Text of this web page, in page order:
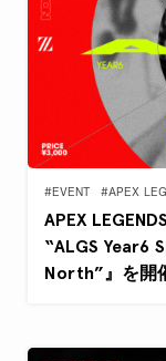
#EVENT #APEX
APEX
“ALGS Year6
North”』を開